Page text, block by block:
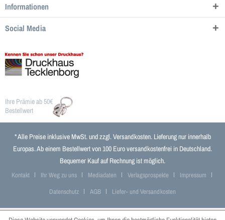
Informationen
Social Media
Ihre Prämie ab 50€
Bestellwert
* Alle Preise inklusive MwSt. und zzgl. Versandkosten. Lieferung nur innerhalb
Europas. Ab einem Bestellwert von 100 Euro versandkostenfrei in Deutschland.
Bequemer Kauf auf Rechnung ist möglich.
Kontakt Ihr Weg zu uns Mediadaten Verlagsprospekte
Impressum
Datenschutz
AGB Liefer- und Versandkosten